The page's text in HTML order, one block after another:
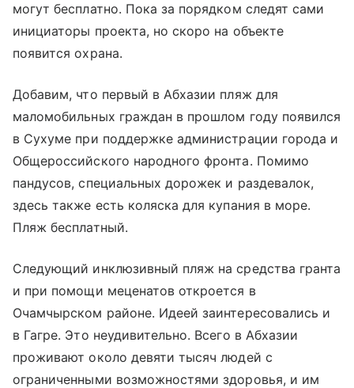
могут бесплатно. Пока за порядком следят сами
инициаторы проекта, но скоро на объекте
появится охрана.
Добавим, что первый в Абхазии пляж для
маломобильных граждан в прошлом году появился
в Сухуме при поддержке администрации города и
Общероссийского народного фронта. Помимо
пандусов, специальных дорожек и раздевалок,
здесь также есть коляска для купания в море.
Пляж бесплатный.
Следующий инклюзивный пляж на средства гранта
и при помощи меценатов откроется в
Очамчырском районе. Идеей заинтересовались и
в Гагре. Это неудивительно. Всего в Абхазии
проживают около девяти тысяч людей с
ограниченными возможностями здоровья, и им